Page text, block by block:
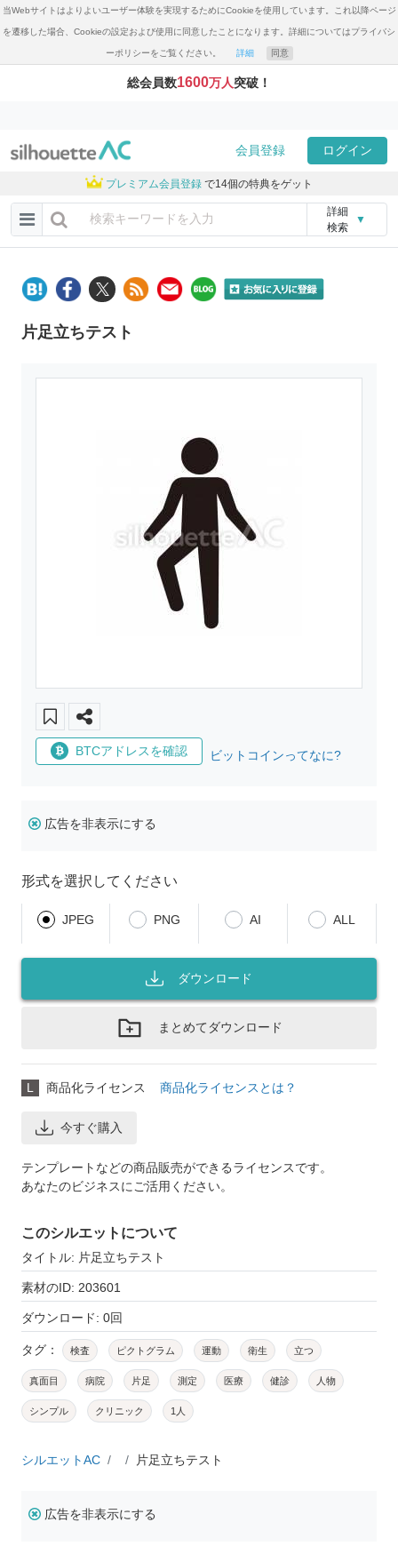
当Webサイトはよりよいユーザー体験を実現するためにCookieを使用しています。これ以降ページ
を遷移した場合、Cookieの設定および使用に同意したことになります。詳細についてはプライバシ
ーポリシーをご覧ください。 詳細 同意
総会員数1600万人突破！
会員登録 ログイン
プレミアム会員登録 で14個の特典をゲット
詳細
検索
▼
片足立ちテスト
BTCアドレスを確認 ビットコインってなに?
広告を非表示にする
形式を選択してください
JPEG PNG AI ALL
ダウンロード
まとめてダウンロード
L 商品化ライセンス 商品化ライセンスとは？
今すぐ購入
テンプレートなどの商品販売ができるライセンスです。
あなたのビジネスにご活用ください。
このシルエットについて
タイトル: 片足立ちテスト
素材のID: 203601
ダウンロード: 0回
タグ： 検査 ピクトグラム 運動 衛生 立つ
真面目 病院 片足 測定 医療 健診 人物
シンプル クリニック 1人
シルエットAC 片足立ちテスト
広告を非表示にする